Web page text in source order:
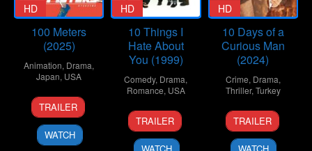
HD
100 Meters
(2025)
Animation, Drama,
Japan, USA
19
Sep
2025
Kenji
Iwaisawa
TRAILER
WATCH
HD
10 Things I
Hate About
You (1999)
Comedy, Drama,
Romance, USA
30
Mar
1999
Gil
Junger
TRAILER
HD
10 Days of a
Curious Man
(2024)
Crime, Drama,
Thriller, Turkey
6
Nov
2024
Uluç
Bayraktar
TRAILER